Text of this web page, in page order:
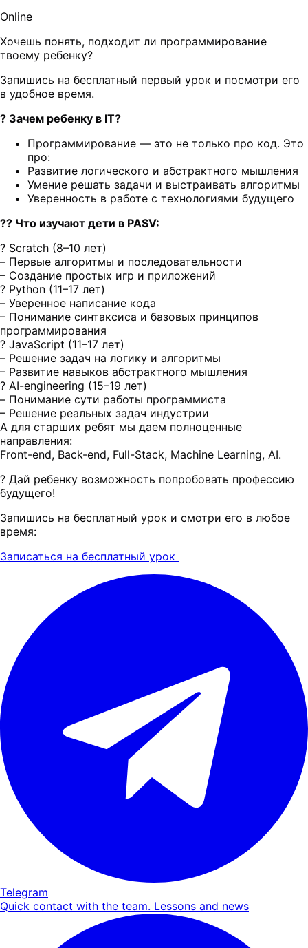
Online
Хочешь понять, подходит ли программирование
твоему ребенку?
Запишись на бесплатный первый урок и посмотри его
в удобное время.
? Зачем ребенку в IT?
Программирование — это не только про код. Это
про:
Развитие логического и абстрактного мышления
Умение решать задачи и выстраивать алгоритмы
Уверенность в работе с технологиями будущего
?‍? Что изучают дети в PASV:
? Scratch (8–10 лет)
– Первые алгоритмы и последовательности
– Создание простых игр и приложений
? Python (11–17 лет)
– Уверенное написание кода
– Понимание синтаксиса и базовых принципов
программирования
? JavaScript (11–17 лет)
– Решение задач на логику и алгоритмы
– Развитие навыков абстрактного мышления
? AI-engineering (15–19 лет)
– Понимание сути работы программиста
– Решение реальных задач индустрии
А для старших ребят мы даем полноценные
направления:
Front-end, Back-end, Full-Stack, Machine Learning, AI.
? Дай ребенку возможность попробовать профессию
будущего!
Запишись на бесплатный урок и смотри его в любое
время:
Записаться на бесплатный урок
Telegram
Quick contact with the team. Lessons and news